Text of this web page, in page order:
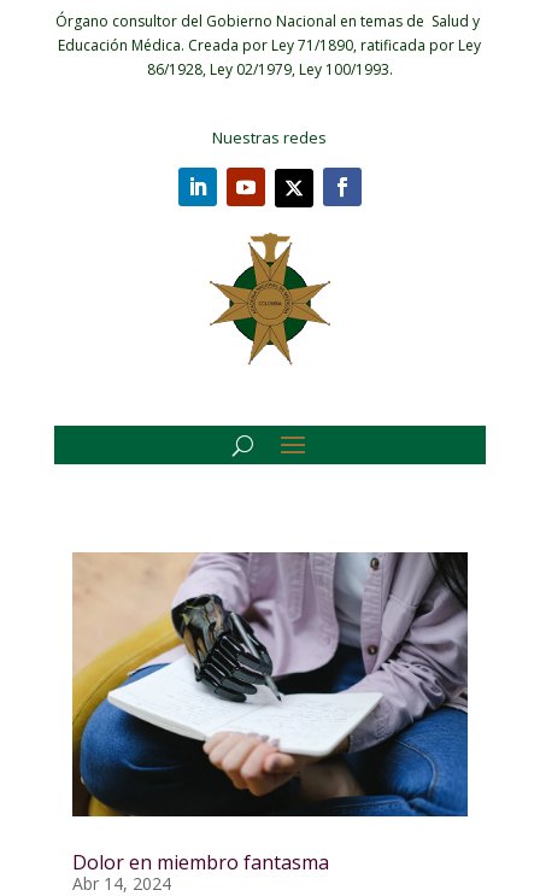
Órgano consultor del Gobierno Nacional en temas de Salud y
Educación Médica. Creada por Ley 71/1890, ratificada por Ley
86/1928, Ley 02/1979, Ley 100/1993.
Nuestras redes
Dolor en miembro fantasma
Abr 14, 2024